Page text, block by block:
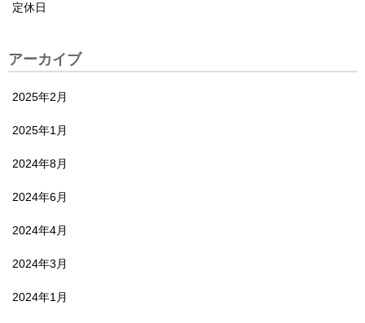
定休日
アーカイブ
2025年2月
2025年1月
2024年8月
2024年6月
2024年4月
2024年3月
2024年1月